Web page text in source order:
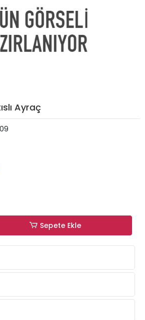
Ayraç
Sepete Ekle